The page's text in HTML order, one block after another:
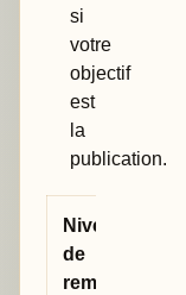
si
votre
objectif
est
la
publication.
Niveau
de
remarque